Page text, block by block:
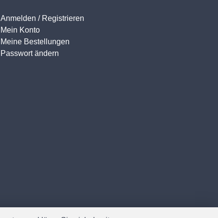
Anmelden / Registrieren
Mein Konto
Meine Bestellungen
Passwort ändern